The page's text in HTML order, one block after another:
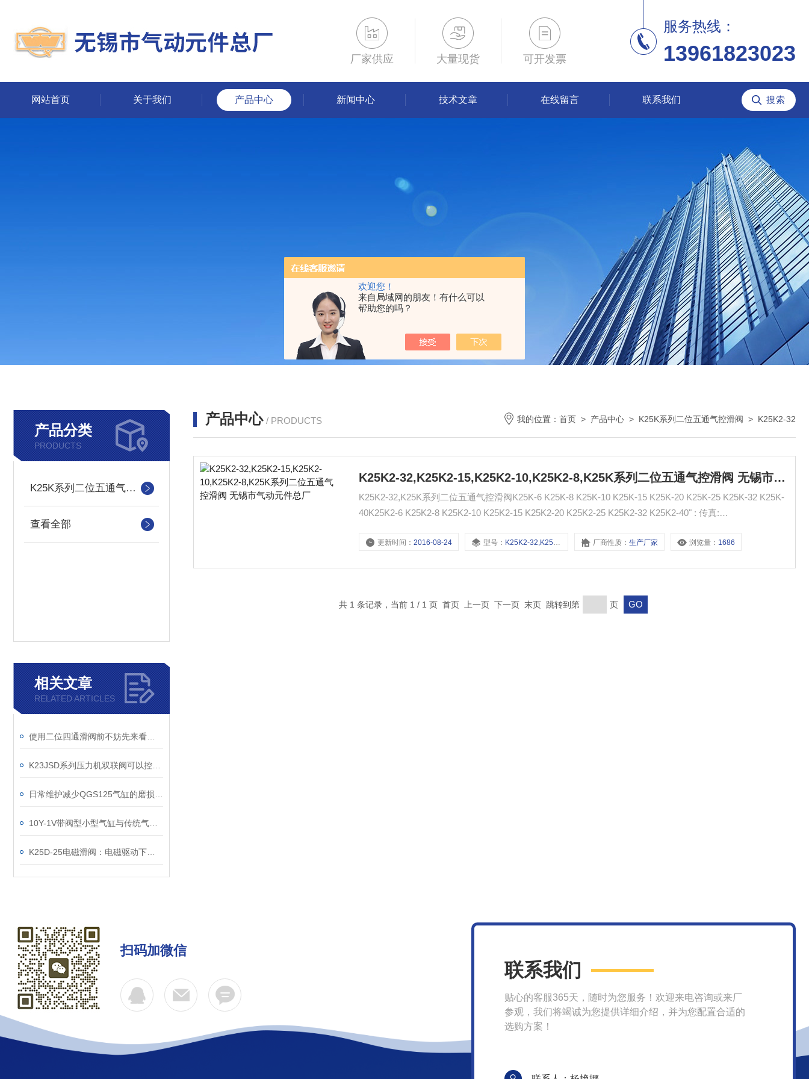
欢迎您！
来自局域网的朋友！有什么可以
帮助您的吗？
厂家供应 大量现货 可开发票
服务热线：
13961823023
网站首页 关于我们 产品中心 新闻中心 技术文章 在线留言 联系我们
产品分类
PRODUCTS
K25K系列二位五通气控滑阀
查看全部
相关文章
RELATED ARTICLES
产品中心 / PRODUCTS 我的位置： 首页 > 产品中心 > K25K系列二位五通气控滑阀 > K25K2-32
K25K2-32,K25K2-15,K25K2-10,K25K2-8,K25K系列二位五通气控滑阀 无锡市气动元件总厂
K25K2-32,K25K系列二位五通气控滑阀K25K-6 K25K-8 K25K-10 K25K-15 K25K-20 K25K-25 K25K-32 K25K-
40K25K2-6 K25K2-8 K25K2-10 K25K2-15 K25K2-20 K25K2-25 K25K2-32 K25K2-40" : 传真:
更新时间：2016-08-24 型号： K25K2-32,K25K2-15,K25K2-10,K25K2-8, 厂商性质：生产厂家 浏览量： 1686
共 1 条记录，当前 1 / 1 页 首页 上一页 下一页 末页 跳转到第 页
扫码加微信
联系我们
贴心的客服365天，随时为您服务！欢迎来电咨询或来厂
参观，我们将竭诚为您提供详细介绍，并为您配置合适的
选购方案！